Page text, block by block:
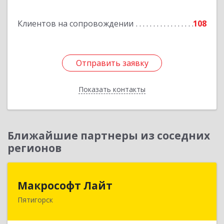
Клиентов на сопровождении 108
Отправить заявку
Показать контакты
Отправить заявку
Назад
Ближайшие партнеры из соседних
регионов
Макрософт Лайт
Пятигорск357501, Ставропольский край, Пятигорск г,